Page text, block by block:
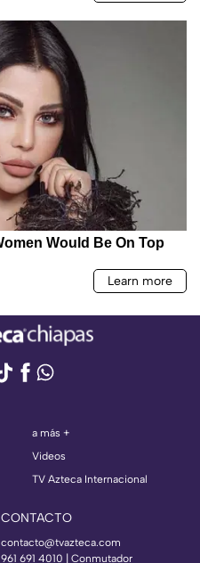
a más +
Videos
TV Azteca Internacional
CONTACTO
contacto@tvazteca.com
961 691 4010 | Conmutador